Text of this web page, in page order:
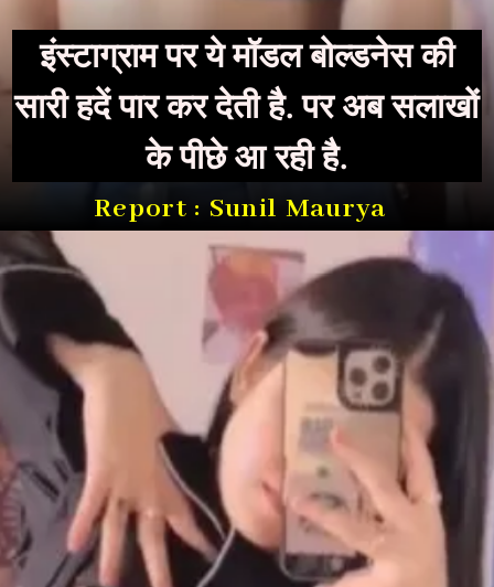
इंस्टाग्राम पर ये मॉडल बोल्डनेस की
सारी हदें पार कर देती है. पर अब सलाखों
के पीछे आ रही है.
Report : Sunil Maurya